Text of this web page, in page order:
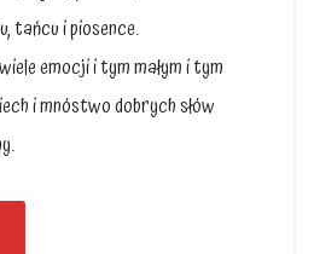
tańcu i piosence.
emocji i tym małym i tym
i mnóstwo dobrych słów